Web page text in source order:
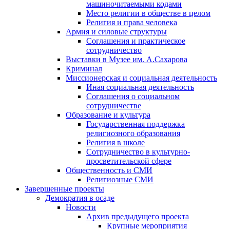
машиночитаемыми кодами
Место религии в обществе в целом
Религия и права человека
Армия и силовые структуры
Соглашения и практическое
сотрудничество
Выставки в Музее им. А.Сахарова
Криминал
Миссионерская и социальная деятельность
Иная социальная деятельность
Соглашения о социальном
сотрудничестве
Образование и культура
Государственная поддержка
религиозного образования
Религия в школе
Сотрудничество в культурно-
просветительской сфере
Общественность и СМИ
Религиозные СМИ
Завершенные проекты
Демократия в осаде
Новости
Архив предыдущего проекта
Крупные мероприятия